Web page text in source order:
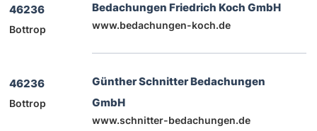
46236
Bottrop
Bedachungen Friedrich Koch GmbH
www.bedachungen-koch.de
46236
Bottrop
Günther Schnitter Bedachungen
GmbH
www.schnitter-bedachungen.de